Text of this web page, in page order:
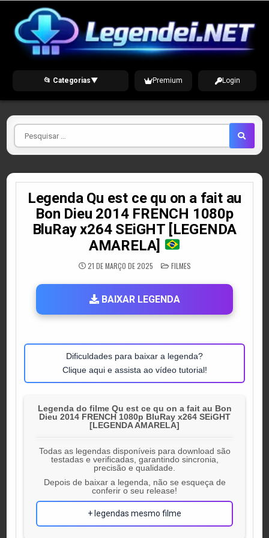
content
📂 Categorias▼ Premium Login
Pesquisar
por
Legenda Qu est ce qu on a fait au
Bon Dieu 2014 FRENCH 1080p
BluRay x264 SEiGHT [LEGENDA
AMARELA]
21 DE MARÇO DE 2025 POSTED
IN
FILMES
BAIXAR LEGENDA
Dificuldades para baixar a legenda?
Clique aqui e assista ao vídeo tutorial!
Legenda do filme Qu est ce qu on a fait au Bon
Dieu 2014 FRENCH 1080p BluRay x264 SEiGHT
[LEGENDA AMARELA]
Todas as legendas disponíveis para download são
testadas e verificadas, garantindo sincronia,
precisão e qualidade.
Depois de baixar a legenda, não se esqueça de
conferir o seu release!
+ legendas mesmo filme